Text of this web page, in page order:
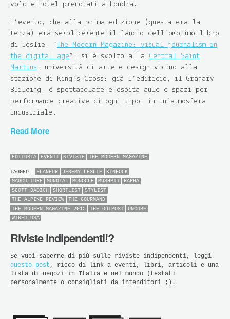
volo e hotel prenotati a Londra.
L’evento, che alla prima edizione (questa era la
terza) era semplicemente il lancio dell’omonimo libro
di Leslie, “
The Modern Magazine: visual journalism in
the digital age“, si è svolto alla Central Saint
Martins , università di arte e design vicino alla
stazione di King’s Cross: già l’edificio, il Granary
Building, è spettacolare e ospita aule e spazi per
performance creative di ogni tipo, in un’atmosfera
industriale.
Read More
EDITORIA EVENTI RIVISTE THE MODERN MAGAZINE
TAGGED: FLANEUR JEREMY LESLIE
KINFOLK
MAGCULTURE
MONDIAL MONOCLE MUSHPIT
RAPHA
SCOTT DADICH
SHORTLIST
STYLIST
THE ALPINE REVIEW
THE GOURMAND
THE MODERN MAGAZINE 2015
THE OUTPOST
UNCUBE
WIRED USA
Riviste indipendenti!?
Se vuoi saperne di più sulle riviste indipendenti, leggi
questo post , ricco di link a eventi, libri, articoli e una
lista di negozi in Italia e nel mondo (testati
personalmente o consigliati da intenditori ;).